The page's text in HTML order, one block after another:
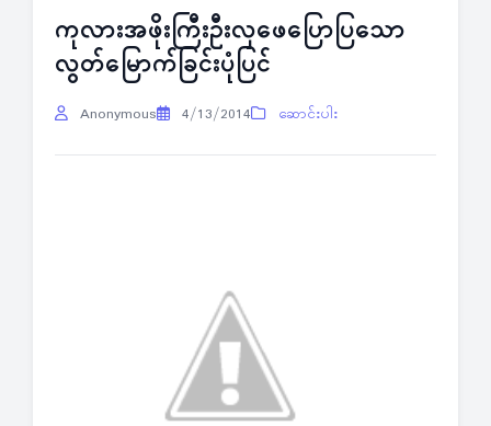
ကုလားအဖိုးကြီးဦးလှဖေပြောပြသော
လွတ်မြောက်ခြင်းပုံပြင်
Anonymous 4/13/2014 ဆောင်းပါး